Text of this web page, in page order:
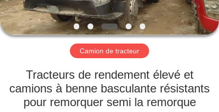
À
PROPOS
NOUS
VISITE
Camion de tracteur
Tracteurs de rendement élevé et
camions à benne basculante résistants
pour remorquer semi la remorque